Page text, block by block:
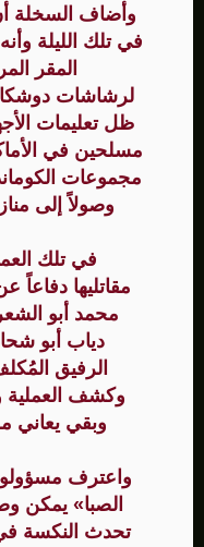
وأضاف السخلة
في تلك الليلة
المقر
لرشاشات
ظل تعليمات
مسلحين في
مجموعات
وصولاً إلى
في تلك
مقاتليها دفاعاً
محمد أبو
دياب أبو
الرفيق
وكشف
وبقي يعاني
واعترف
الصبا» يمكن
تحدث النكسة